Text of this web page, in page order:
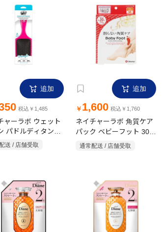
追加
税込￥1,485
ャーラボ ウェット
パドルディタング
送 / 店舗受取
追加
￥ 1,600 税込￥1,760
ネイチャーラボ 角質ケア
パック ベビーフット 30分
通常配送 / 店舗受取